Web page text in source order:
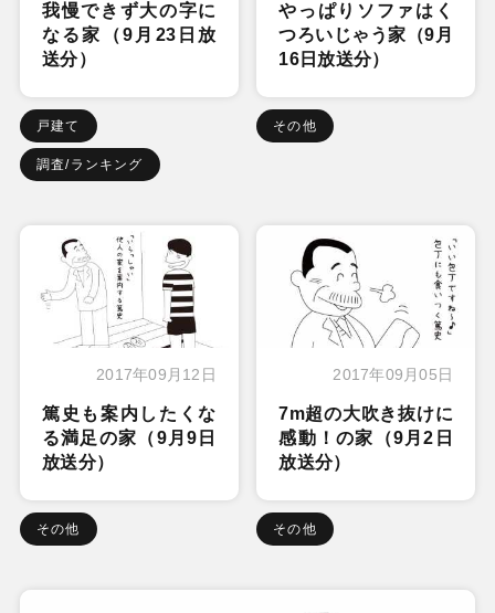
我慢できず大の字に
なる家（9月23日放
送分）
戸建て
調査/ランキング
やっぱりソファはく
つろいじゃう家（9月
16日放送分）
その他
2017年09月12日
篤史も案内したくな
る満足の家（9月9日
放送分）
その他
2017年09月05日
7m超の大吹き抜けに
感動！の家（9月2日
放送分）
その他